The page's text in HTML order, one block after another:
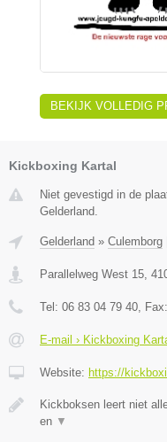
BEKIJK VOLLEDIG
Kickboxing Kartal
Niet gevestigd in de
Gelderland.
Gelderland » Culemborg
Parallelweg West 15,
Tel: 06 83 04 79 40, Fax:
E-mail › Kickboxing
Website: https://
Kickboksen leert niet
en ▼